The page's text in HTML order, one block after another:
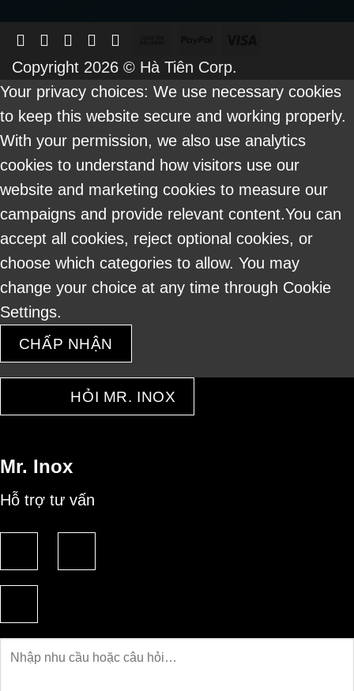
On
Delivery
Copyright 2026 © Hà Tiên Corp.
Your privacy choices: We use necessary cookies
to keep this website secure and working properly.
With your permission, we also use analytics
cookies to understand how visitors use our
website and marketing cookies to measure our
campaigns and provide relevant content.You can
accept all cookies, reject optional cookies, or
choose which categories to allow. You may
change your choice at any time through Cookie
Settings.
CHẤP NHẬN
HỎI MR. INOX
Mr. Inox
Hỗ trợ tư vấn